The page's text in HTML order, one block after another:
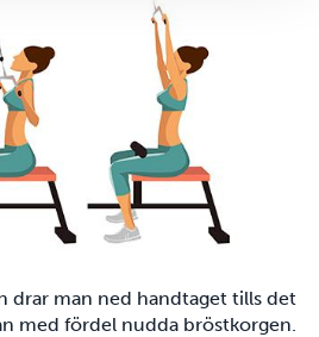
drar man ned handtaget tills det
med fördel nudda bröstkorgen.